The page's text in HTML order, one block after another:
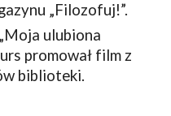
„Filozofuj!”.
ulubiona
promował film z
biblioteki.